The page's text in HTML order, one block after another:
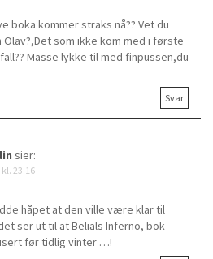
boka kommer straks nå?? Vet du
som ikke kom med i første
Masse lykke til med finpussen,du
Svar
sier:
23:16
håpet at den ville være klar til
ser ut til at Belials Inferno, bok
før tidlig vinter …!